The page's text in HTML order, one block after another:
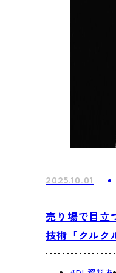
2025.10.01
売り場で目立
技術「クルク